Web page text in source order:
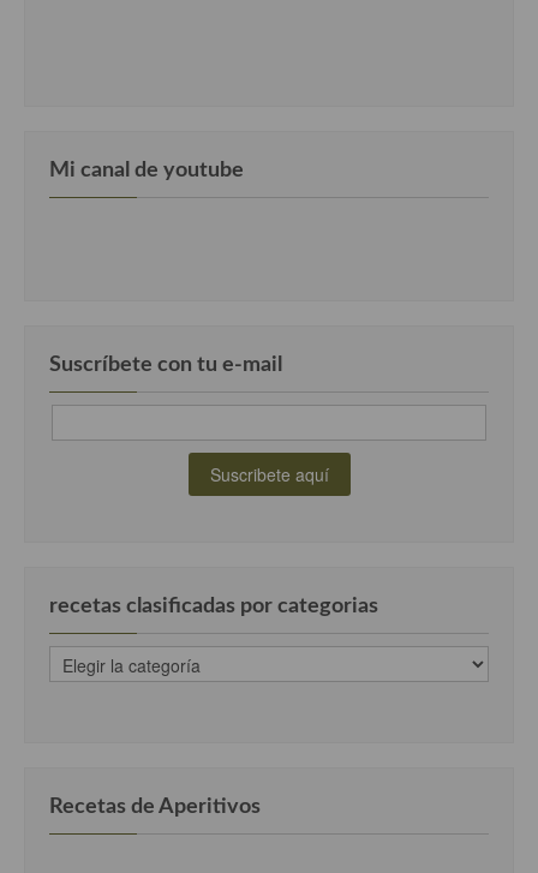
Mi canal de youtube
Suscríbete con tu e-mail
recetas clasificadas por categorias
recetas
clasificadas
Recetas de Aperitivos